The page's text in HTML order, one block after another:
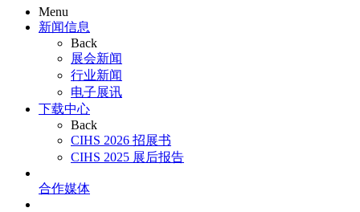
Menu
新闻信息
Back
展会新闻
行业新闻
电子展讯
下载中心
Back
CIHS 2026 招展书
CIHS 2025 展后报告
合作媒体